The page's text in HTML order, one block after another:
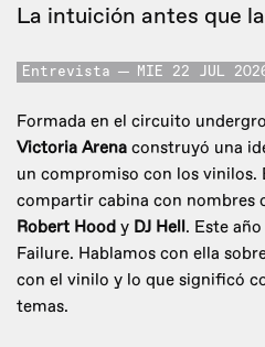
La intuición antes que
Entrevista MIE 22 JUL
Formada en el circuito
Victoria Arena construyó una
un compromiso con los vinilos.
compartir cabina con nombres
Robert Hood y DJ Hell. Este
Failure. Hablamos con ella
con el vinilo y lo que significó
temas.